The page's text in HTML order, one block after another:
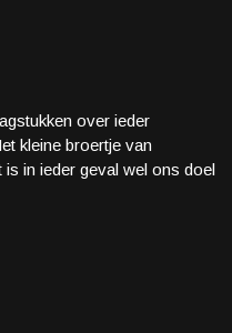
over ieder
kleine broertje van
in ieder geval wel ons doel